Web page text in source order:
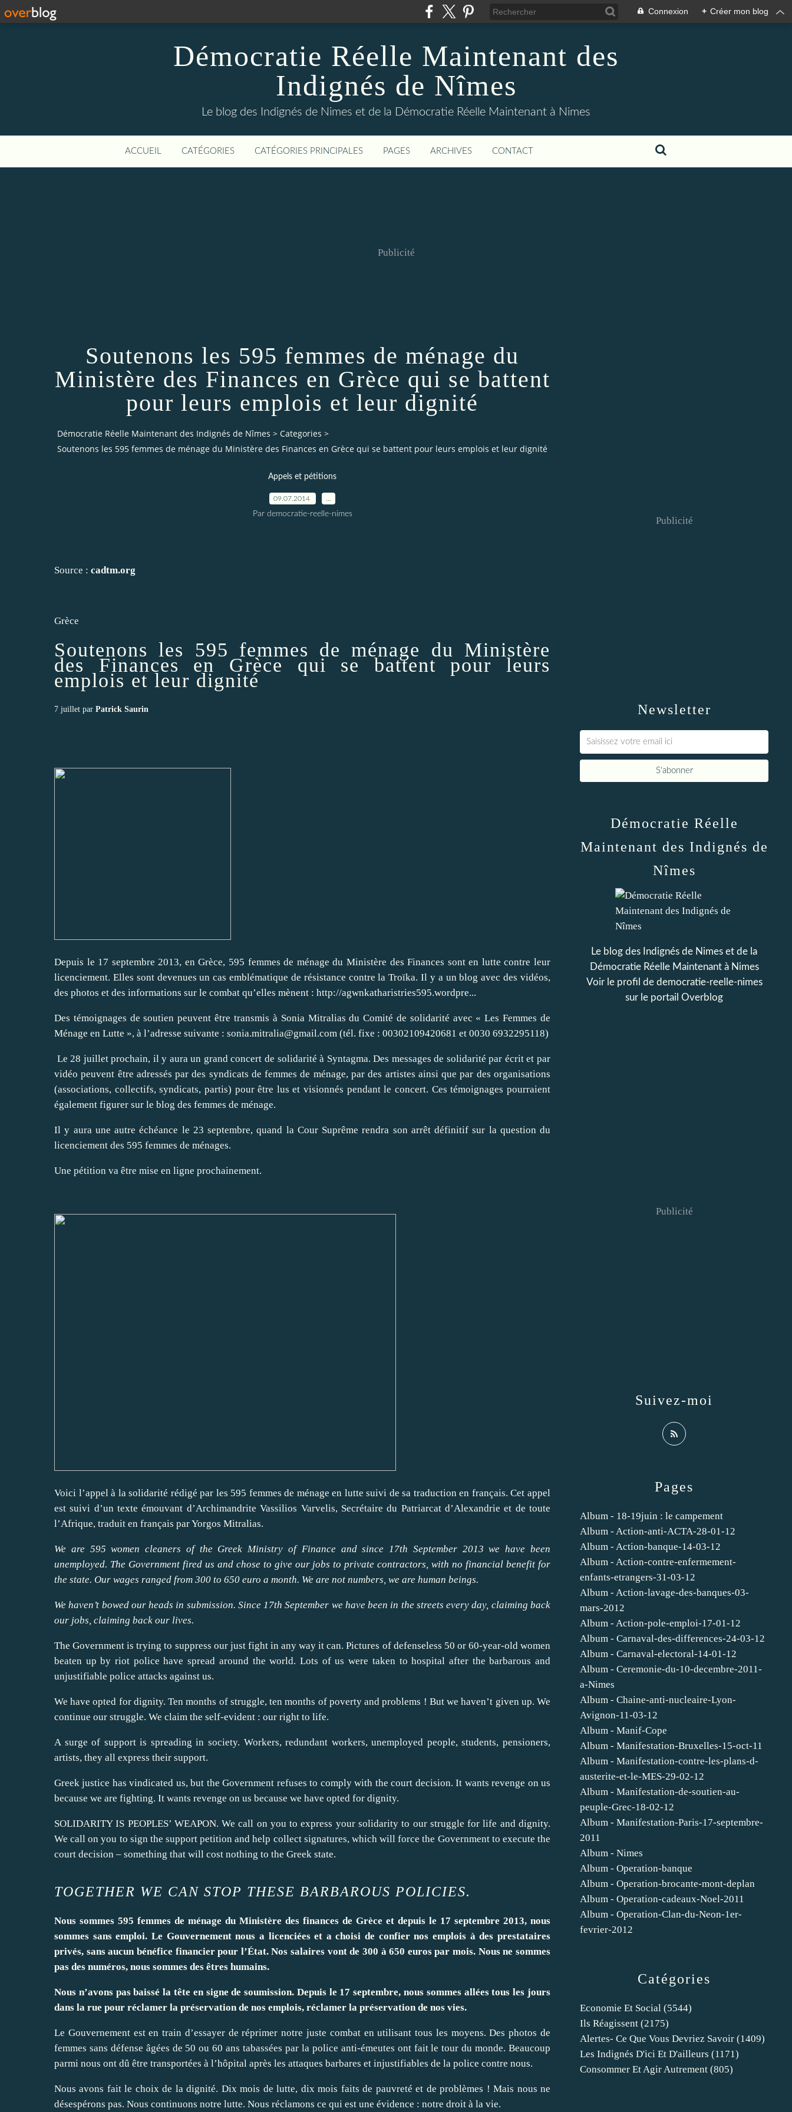
Connexion + Créer mon blog
Démocratie Réelle Maintenant des
Indignés de Nîmes
Le blog des Indignés de Nimes et de la Démocratie Réelle Maintenant à Nimes
ACCUEIL CATÉGORIES CATÉGORIES PRINCIPALES PAGES ARCHIVES CONTACT
Publicité
Soutenons les 595 femmes de ménage du
Ministère des Finances en Grèce qui se battent
pour leurs emplois et leur dignité
Démocratie Réelle Maintenant des Indignés de Nîmes > Categories >
Soutenons les 595 femmes de ménage du Ministère des Finances en Grèce qui se battent pour leurs emplois et leur dignité
Appels et pétitions
09.07.2014
Par democratie-reelle-nimes
Source : cadtm.org
Grèce
Soutenons les 595 femmes de ménage du Ministère
des Finances en Grèce qui se battent pour leurs
emplois et leur dignité
7 juillet par Patrick Saurin
Depuis le 17 septembre 2013, en Grèce, 595 femmes de ménage ​du Ministère des Finances sont ​en lutte ​contre leur
licenciement. Elles sont devenues un cas emblématique de résistance contre laTroïka. Il y a un blog avec des vidéos,
des photos et des informations sur le combat qu’elles mènent : http://agwnkatharistries595.wordpre...
Des témoignages de soutien peuvent être transmis à Sonia Mitralias du Comité de solidarité avec « Les Femmes de
Ménage en Lutte », à l’adresse suivante : sonia.mitralia@gmail.com (tél. fixe : 00302109420681 et 0030 6932295118)
​ Le 28 juillet prochain, il y aura un grand concert ​de solidarité à Syntagma. Des messages de solidarité par écrit et par
vidéo peuvent être adressés par des syndicats de femmes de ménage, par des artistes ainsi que par des organisations
(associations, collectifs, syndicats, partis) p​our être lus et visionnés pendant le concert. Ces témoignages pourraient
également figurer sur​ le blog des femmes de ménage.​
Il y aura une autre échéance le 23 septembre, ​quand la Cour Suprême rendra son arrêt définitif sur la question du
licenciement des 595 femmes de ménages.
Une pétition va être mise en ligne prochainement.
Voici l’appel à la solidarité rédigé par les 595 femmes de ménage en lutte suivi de sa traduction en français. Cet appel
est suivi d’un texte émouvant d’Archimandrite Vassilios Varvelis, Secrétaire du Patriarcat d’Alexandrie et de toute
l’Afrique, traduit en français par Yorgos Mitralias.
We are 595 women cleaners of the Greek Ministry of Finance and since 17th September 2013 we have been
unemployed. The Government fired us and chose to give our jobs to private contractors, with no financial benefit for
the state. Our wages ranged from 300 to 650 euro a month. We are not numbers, we are human beings.
We haven’t bowed our heads in submission. Since 17th September we have been in the streets every day, claiming back
our jobs, claiming back our lives.
The Government is trying to suppress our just fight in any way it can. Pictures of defenseless 50 or 60-year-old women
beaten up by riot police have spread around the world. Lots of us were taken to hospital after the barbarous and
unjustifiable police attacks against us.
We have opted for dignity. Ten months of struggle, ten months of poverty and problems ! But we haven’t given up. We
continue our struggle. We claim the self-evident : our right to life.
A surge of support is spreading in society. Workers, redundant workers, unemployed people, students, pensioners,
artists, they all express their support.
Greek justice has vindicated us, but the Government refuses to comply with the court decision. It wants revenge on us
because we are fighting. It wants revenge on us because we have opted for dignity.
SOLIDARITY IS PEOPLES’ WEAPON. We call on you to express your solidarity to our struggle for life and dignity.
We call on you to sign the support petition and help collect signatures, which will force the Government to execute the
court decision – something that will cost nothing to the Greek state.
TOGETHER WE CAN STOP THESE BARBAROUS POLICIES.
Nous sommes 595 femmes de ménage du Ministère des finances de Grèce et depuis le 17 septembre 2013, nous
sommes sans emploi. Le Gouvernement nous a licenciées et a choisi de confier nos emplois à des prestataires
privés, sans aucun bénéfice financier pour l’État. Nos salaires vont de 300 à 650 euros par mois. Nous ne sommes
pas des numéros, nous sommes des êtres humains.
Nous n’avons pas baissé la tête en signe de soumission. Depuis le 17 septembre, nous sommes allées tous les jours
dans la rue pour réclamer la préservation de nos emplois, réclamer la préservation de nos vies.
Le Gouvernement est en train d’essayer de réprimer notre juste combat en utilisant tous les moyens. Des photos de
femmes sans défense âgées de 50 ou 60 ans tabassées par la police anti-émeutes ont fait le tour du monde. Beaucoup
parmi nous ont dû être transportées à l’hôpital après les attaques barbares et injustifiables de la police contre nous.
Nous avons fait le choix de la dignité. Dix mois de lutte, dix mois faits de pauvreté et de problèmes ! Mais nous ne
désespérons pas. Nous continuons notre lutte. Nous réclamons ce qui est une évidence : notre droit à la vie.
Newsletter
Publicité
Catégories
Economie Et Social (5544)
Ils Réagissent (2175)
Alertes- Ce Que Vous Devriez Savoir (1409)
Les Indignés D'ici Et D'ailleurs (1171)
Consommer Et Agir Autrement (805)
Pages
Album - 18-19juin : le campement
Album - Action-anti-ACTA-28-01-12
Album - Action-banque-14-03-12
Album - Action-contre-enfermement-
enfants-etrangers-31-03-12
Album - Action-lavage-des-banques-03-
mars-2012
Album - Action-pole-emploi-17-01-12
Album - Carnaval-des-differences-24-03-12
Album - Carnaval-electoral-14-01-12
Album - Ceremonie-du-10-decembre-2011-
a-Nimes
Album - Chaine-anti-nucleaire-Lyon-
Avignon-11-03-12
Album - Manif-Cope
Album - Manifestation-Bruxelles-15-oct-11
Album - Manifestation-contre-les-plans-d-
austerite-et-le-MES-29-02-12
Album - Manifestation-de-soutien-au-
peuple-Grec-18-02-12
Album - Manifestation-Paris-17-septembre-
2011
Album - Nimes
Album - Operation-banque
Album - Operation-brocante-mont-deplan
Album - Operation-cadeaux-Noel-2011
Album - Operation-Clan-du-Neon-1er-
fevrier-2012
Démocratie Réelle
Maintenant des Indignés de
Nîmes
Le blog des Indignés de Nimes et de la
Démocratie Réelle Maintenant à Nimes
Voir le profil de democratie-reelle-nimes
sur le portail Overblog
Suivez-moi
Publicité